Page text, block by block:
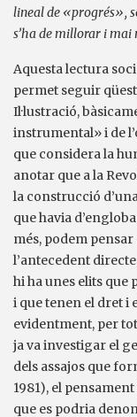
lineal de «progrés»,
s’ha de millorar i mai
Aquesta lectura
permet seguir
Il·lustració,
instrumental» i de
que considera la
anotar que a la
la construcció
que havia
més, podem pensar
l’antecedent
hi ha unes elits que
i que tenen el dret i
evidentment, per
ja va investigar el
dels assajos que
1981), el
que es podria